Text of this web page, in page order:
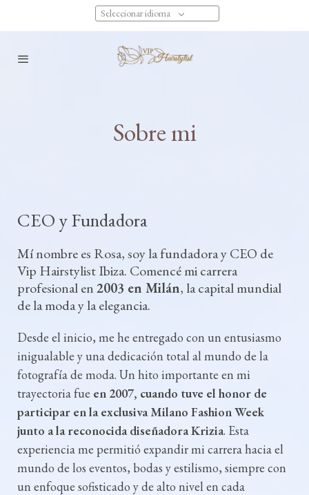
Seleccionar idioma
Sobre mi
CEO y Fundadora
Mí nombre es Rosa, soy la fundadora y CEO de
Vip Hairstylist Ibiza. Comencé mi carrera
profesional en2003 en Milán, la capital mundial
de la moda y la elegancia.
Desde el inicio, me he entregado con un entusiasmo
inigualable y una dedicación total al mundo de la
fotografía de moda. Un hito importante en mi
trayectoria fue en 2007, cuando tuve el honor de
participar en la exclusiva Milano Fashion Week
junto a la reconocida diseñadora Krizia. Esta
experiencia me permitió expandir mi carrera hacia el
mundo de los eventos, bodas y estilismo, siempre con
un enfoque sofisticado y de alto nivel en cada